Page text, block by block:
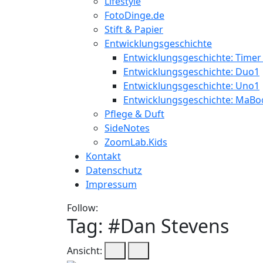
FotoDinge.de
Stift & Papier
Entwicklungsgeschichte
Entwicklungsgeschichte: Timer
Entwicklungsgeschichte: Duo1
Entwicklungsgeschichte: Uno1
Entwicklungsgeschichte:
Pflege & Duft
SideNotes
ZoomLab.Kids
Kontakt
Datenschutz
Impressum
Follow:
Tag: #Dan Stevens
Ansicht: